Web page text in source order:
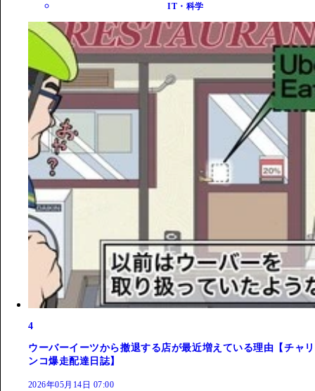
IT・科学
4
ウーバーイーツから撤退する店が最近増えている理由【チャリ
ンコ爆走配達日誌】
2026年05月14日 07:00